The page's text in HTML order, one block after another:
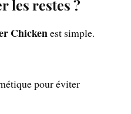
les restes ?
Chickenest simple.
pour éviter